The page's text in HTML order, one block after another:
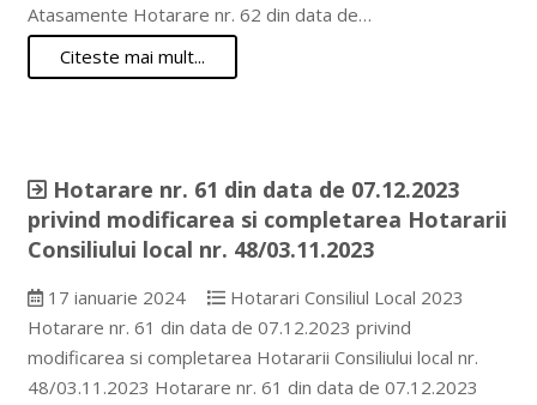
Atasamente Hotarare nr. 62 din data de…
Citeste mai mult...
Hotarare nr. 61 din data de 07.12.2023
privind modificarea si completarea Hotararii
Consiliului local nr. 48/03.11.2023
17 ianuarie 2024
Hotarari Consiliul Local 2023
Hotarare nr. 61 din data de 07.12.2023 privind
modificarea si completarea Hotararii Consiliului local nr.
48/03.11.2023 Hotarare nr. 61 din data de 07.12.2023